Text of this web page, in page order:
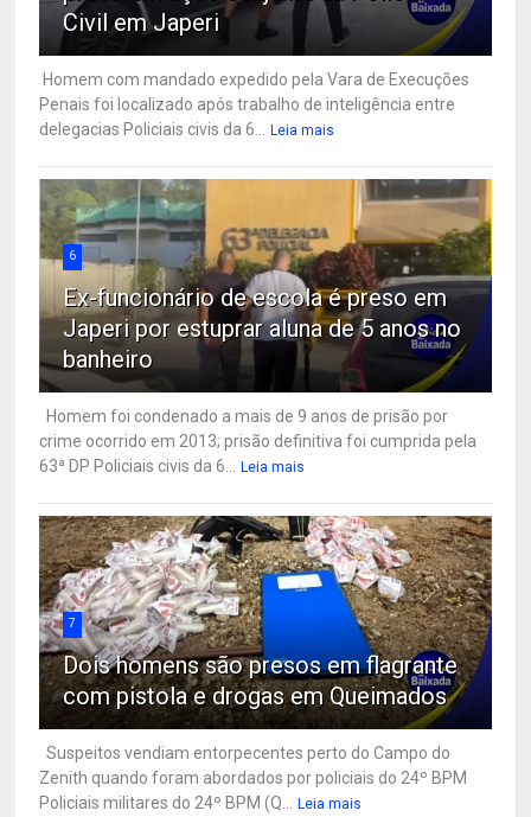
Civil em Japeri
Homem com mandado expedido pela Vara de Execuções
Penais foi localizado após trabalho de inteligência entre
delegacias Policiais civis da 6...
Leia mais
6
Ex-funcionário de escola é preso em
Japeri por estuprar aluna de 5 anos no
banheiro
Homem foi condenado a mais de 9 anos de prisão por
crime ocorrido em 2013; prisão definitiva foi cumprida pela
63ª DP Policiais civis da 6...
Leia mais
7
Dois homens são presos em flagrante
com pistola e drogas em Queimados
Suspeitos vendiam entorpecentes perto do Campo do
Zenith quando foram abordados por policiais do 24º BPM
Policiais militares do 24º BPM (Q...
Leia mais